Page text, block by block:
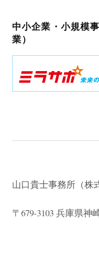
中小企業・小規模
業）
山口貴士事務所（株
〒679-3103 兵庫県神